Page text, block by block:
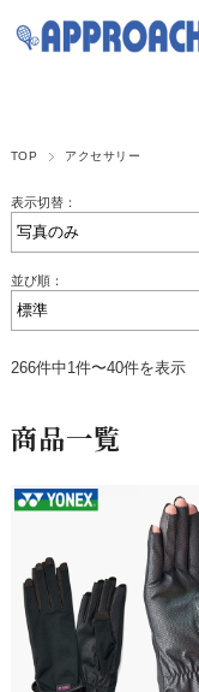
TOP アクセサリー
表示切替：
並び順：
266件中1件〜40件を表示
商品一覧